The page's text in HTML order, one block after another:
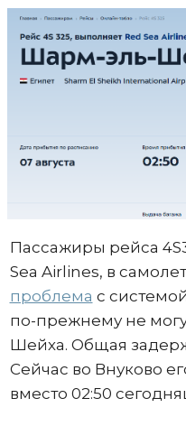
Пассажиры рейса
Sea Airlines, в
проблема с
по-прежнему не
Шейха. Общая
Сейчас во Внуково
вместо 02:50